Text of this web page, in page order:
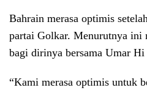
Bahrain merasa optimis
partai Golkar. Menurutnya ini
bagi dirinya bersama Umar Hi
“Kami merasa optimis untuk